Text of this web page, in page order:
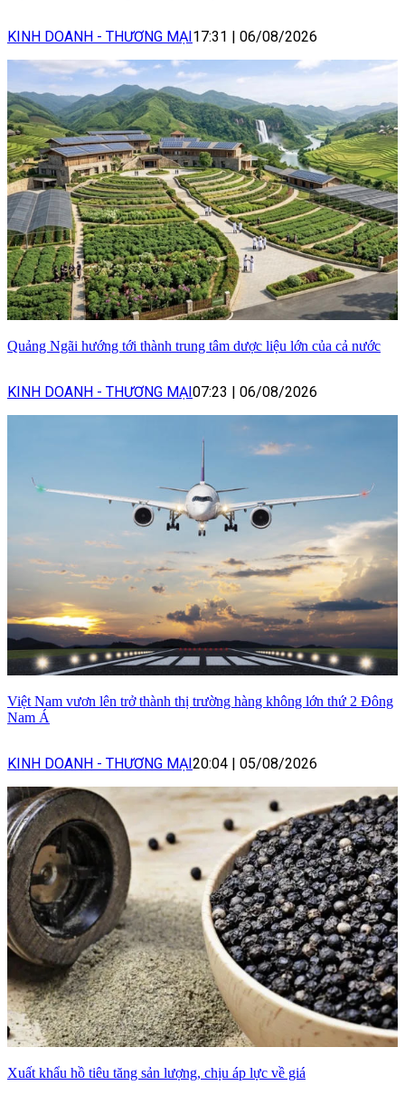
KINH DOANH - THƯƠNG MẠI 17:31 06/08/2026
Quảng Ngãi hướng tới thành trung tâm dược liệu lớn của cả nước
KINH DOANH - THƯƠNG MẠI 07:23 06/08/2026
Việt Nam vươn lên trở thành thị trường hàng không lớn thứ 2 Đông
Nam Á
KINH DOANH - THƯƠNG MẠI 20:04 05/08/2026
Xuất khẩu hồ tiêu tăng sản lượng, chịu áp lực về giá